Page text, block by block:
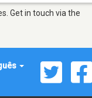
Get in touch via the